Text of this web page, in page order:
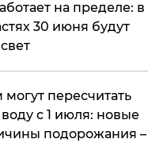
на пределе: в
30 июня будут
пересчитать
с 1 июля: новые
подорожания –